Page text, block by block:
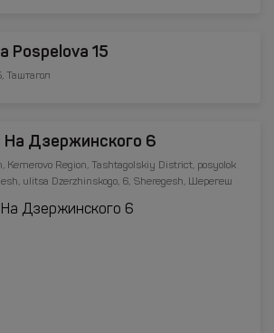
Pospelova 15
Таштагол
Дзержинского 6
Kemerovo Region, Tashtagolskiy District, posyolok
ulitsa Dzerzhinskogo, 6, Sheregesh, Шерегеш